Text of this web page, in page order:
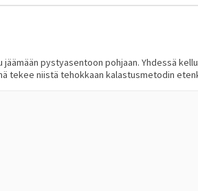
jäämään pystyasentoon pohjaan. Yhdessä
tekee niistä tehokkaan kalastusmetodin